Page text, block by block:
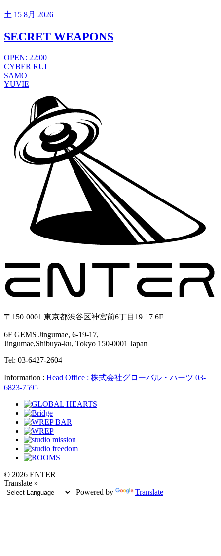
土 15 8月 2026
SECRET WEAPONS
OPEN: 22:00
CYBER RUI
SAMO
YUVIE
〒150-0001 東京都渋谷区神宮前6丁目19-17 6F
6F GEMS Jingumae, 6-19-17,
Jingumae,Shibuya-ku, Tokyo 150-0001 Japan
Tel: 03-6427-2604
Information : Head Office : 株式会社グローバル・ハーツ 03-
6823-7595
© 2026 ENTER
Translate »
Powered by
Translate